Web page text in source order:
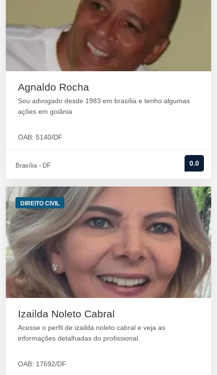
Agnaldo Rocha
Sou advogado desde 1983 em brasília e tenho algumas
ações em goiânia
OAB: 5140/DF
Brasília - DF 0.0
DIREITO CIVIL
Izailda Noleto Cabral
Acesse o perfil de izailda noleto cabral e veja as
informações detalhadas do profissional.
OAB: 17692/DF